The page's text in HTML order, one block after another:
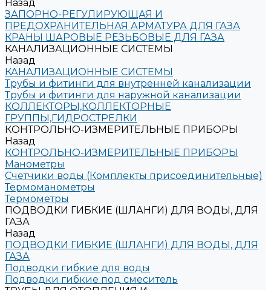
Назад
ЗАПОРНО-РЕГУЛИРУЮЩАЯ И
ПРЕДОХРАНИТЕЛЬНАЯ АРМАТУРА ДЛЯ ГАЗА
КРАНЫ ШАРОВЫЕ РЕЗЬБОВЫЕ ДЛЯ ГАЗА
КАНАЛИЗАЦИОННЫЕ СИСТЕМЫ
Назад
КАНАЛИЗАЦИОННЫЕ СИСТЕМЫ
Трубы и фитинги для внутренней канализации
Трубы и фитинги для наружной канализации
КОЛЛЕКТОРЫ,КОЛЛЕКТОРНЫЕ
ГРУППЫ,ГИДРОСТРЕЛКИ
КОНТРОЛЬНО-ИЗМЕРИТЕЛЬНЫЕ ПРИБОРЫ
Назад
КОНТРОЛЬНО-ИЗМЕРИТЕЛЬНЫЕ ПРИБОРЫ
Манометры
Счетчики воды (Комплекты присоединительные)
Термоманометры
Термометры
ПОДВОДКИ ГИБКИЕ (ШЛАНГИ) ДЛЯ ВОДЫ, ДЛЯ
ГАЗА
Назад
ПОДВОДКИ ГИБКИЕ (ШЛАНГИ) ДЛЯ ВОДЫ, ДЛЯ
ГАЗА
Подводки гибкие для воды
Подводки гибкие под смеситель